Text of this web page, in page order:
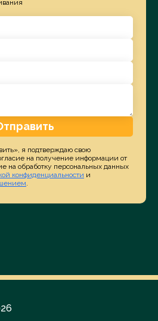
я подтверждаю свою
на получение информации от
на обработку персональных данных
конфиденциальности и
.